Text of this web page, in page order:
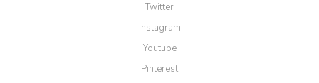
Twitter
Instagram
Youtube
Pinterest